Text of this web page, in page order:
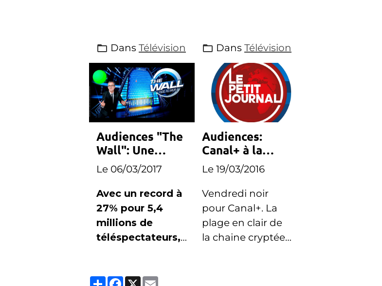
Dans Télévision
Audiences "The
Wall": Une
bonne semaine
pour TF1
Le 06/03/2017
Avec un record à
27% pour 5,4
millions de
téléspectateurs,
première
Dans Télévision
Audiences:
Canal+ à la
ramasse ce
vendredi
Le 19/03/2016
Vendredi noir
pour Canal+. La
plage en clair de
la chaine cryptée
Partager
Facebook
X